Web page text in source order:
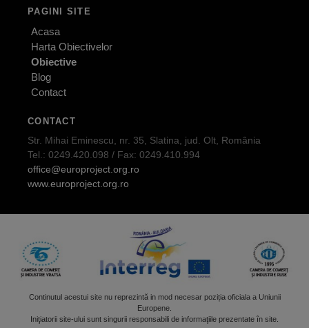
PAGINI SITE
Acasa
Harta Obiectivelor
Obiective
Blog
Contact
CONTACT
Str. Mihai Eminescu, nr. 35, Slatina, jud. Olt, România
Tel.: 0249.420.098 / Fax: 0249.410.994
office@europroject.org.ro
www.europroject.org.ro
Continutul acestui site nu reprezintă in mod necesar poziția oficiala a Uniunii
Europene.
Iniţiatorii site-ului sunt singurii responsabili de informaţiile prezentate în site.